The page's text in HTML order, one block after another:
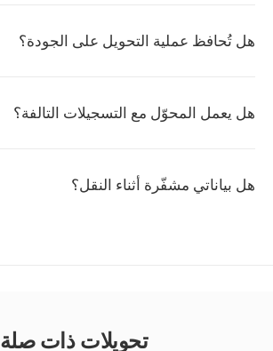
هل تُحافظ عملية التحويل على الجودة؟
هل يعمل المحوّل مع التسجيلات التالفة؟
هل بياناتي مشفّرة أثناء النقل؟
تحويلات ذات صلة